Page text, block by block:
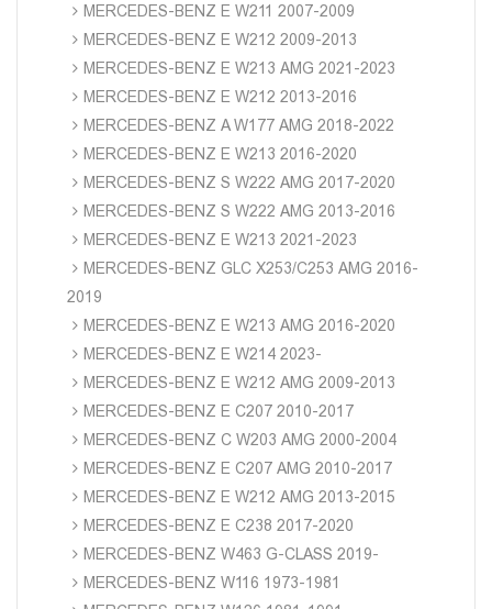
MERCEDES-BENZ E W211 2007-2009
MERCEDES-BENZ E W212 2009-2013
MERCEDES-BENZ E W213 AMG 2021-2023
MERCEDES-BENZ E W212 2013-2016
MERCEDES-BENZ A W177 AMG 2018-2022
MERCEDES-BENZ E W213 2016-2020
MERCEDES-BENZ S W222 AMG 2017-2020
MERCEDES-BENZ S W222 AMG 2013-2016
MERCEDES-BENZ E W213 2021-2023
MERCEDES-BENZ GLC X253/C253 AMG 2016-
2019
MERCEDES-BENZ E W213 AMG 2016-2020
MERCEDES-BENZ E W214 2023-
MERCEDES-BENZ E W212 AMG 2009-2013
MERCEDES-BENZ E C207 2010-2017
MERCEDES-BENZ C W203 AMG 2000-2004
MERCEDES-BENZ E C207 AMG 2010-2017
MERCEDES-BENZ E W212 AMG 2013-2015
MERCEDES-BENZ E C238 2017-2020
MERCEDES-BENZ W463 G-CLASS 2019-
MERCEDES-BENZ W116 1973-1981